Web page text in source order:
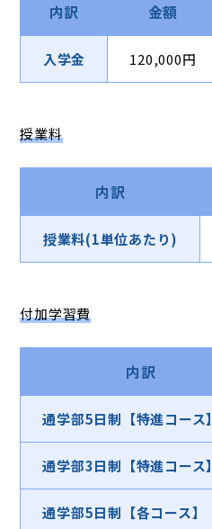
内訳 金額
入学金 120,000円
授業料
内訳
授業料(1単位あたり)
付加学習費
内訳
通学部5日制【特進コース】
通学部3日制【特進コース】
通学部5日制【各コース】